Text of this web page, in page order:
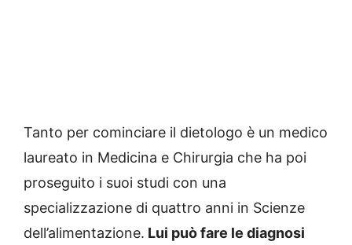
Tanto per cominciare il dietologo è un medico
laureato in Medicina e Chirurgia che ha poi
proseguito i suoi studi con una
specializzazione di quattro anni in Scienze
dell’alimentazione. Lui può fare le diagnosi